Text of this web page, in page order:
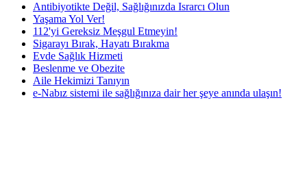
Antibiyotikte Değil, Sağlığınızda Israrcı Olun
Yaşama Yol Ver!
112'yi Gereksiz Meşgul Etmeyin!
Sigarayı Bırak, Hayatı Bırakma
Evde Sağlık Hizmeti
Beslenme ve Obezite
Aile Hekimizi Tanıyın
e-Nabız sistemi ile sağlığınıza dair her şeye anında ulaşın!